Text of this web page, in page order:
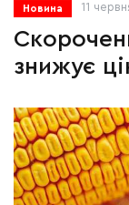
Новина 11
знижує